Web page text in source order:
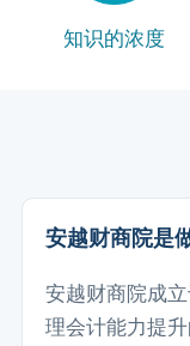
知识的浓度
安越财商院是
安越财商院成
理会计能力提